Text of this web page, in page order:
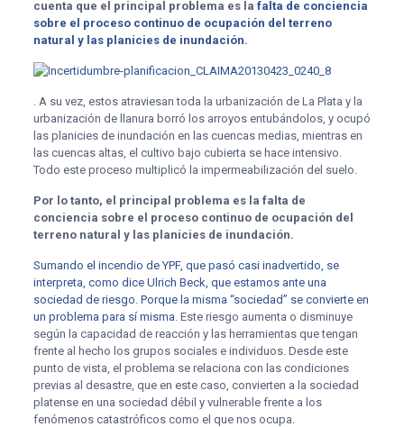
cuenta que el principal problema es la falta de conciencia
sobre el proceso continuo de ocupación del terreno
natural y las planicies de inundación.
. A su vez, estos atraviesan toda la urbanización de La Plata y la
urbanización de llanura borró los arroyos entubándolos, y ocupó
las planicies de inundación en las cuencas medias, mientras en
las cuencas altas, el cultivo bajo cubierta se hace intensivo.
Todo este proceso multiplicó la impermeabilización del suelo.
Por lo tanto, el principal problema es la falta de
conciencia sobre el proceso continuo de ocupación del
terreno natural y las planicies de inundación.
Sumando el incendio de YPF, que pasó casi inadvertido, se
interpreta, como dice Ulrich Beck, que estamos ante una
sociedad de riesgo. Porque la misma “sociedad” se convierte en
un problema para sí misma. Este riesgo aumenta o disminuye
según la capacidad de reacción y las herramientas que tengan
frente al hecho los grupos sociales e individuos. Desde este
punto de vista, el problema se relaciona con las condiciones
previas al desastre, que en este caso, convierten a la sociedad
platense en una sociedad débil y vulnerable frente a los
fenómenos catastróficos como el que nos ocupa.